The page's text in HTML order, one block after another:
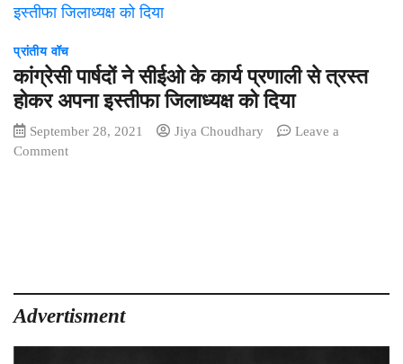
प्रांतीय वॉच
कांग्रेसी पार्षदों ने सीईओ के कार्य प्रणाली से त्रस्त
होकर अपना इस्तीफा जिलाध्यक्ष को दिया
September 28, 2021 Jiya Choudhary
Leave a
Commenton
से
त्रस्त
होकर
Advertisment